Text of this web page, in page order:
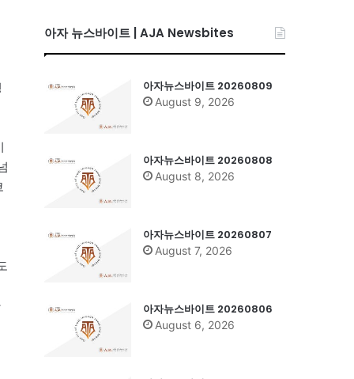
아자 뉴스바이트 | AJA Newsbites
아자뉴스바이트 20260809
August 9, 2026
아자뉴스바이트 20260808
August 8, 2026
아자뉴스바이트 20260807
August 7, 2026
아자뉴스바이트 20260806
August 6, 2026